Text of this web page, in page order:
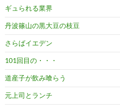
ギュられる業界
丹波篠山の黒大豆の枝豆
さらばイエデン
101回目の・・・
道産子が飲み喰らう
元上司とランチ